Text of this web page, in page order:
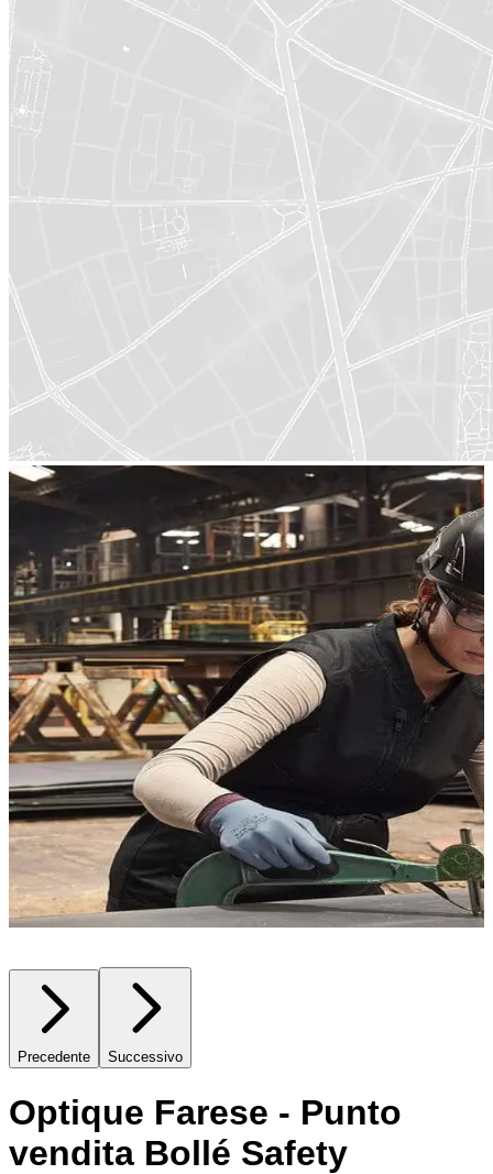
Precedente Successivo
Optique Farese - Punto
vendita Bollé Safety